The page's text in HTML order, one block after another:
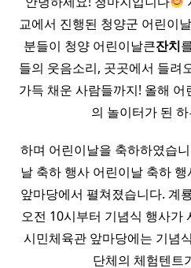
교에서 진행된 청양군 어린이
분들이 청양 어린이날큰잔치
들의 웃음소리, 곳곳에서 들려
가득 채운 사람들까지! 올해
의 놀이터가 된
하며 어린이날을 축하하였습
날 축하 행사 어린이날 축하
앞마당에서 펼쳐졌습니다. 계
오전 10시부터 기념식 행사가
시민체육관 앞마당에는 기념
단체의 체험텐트